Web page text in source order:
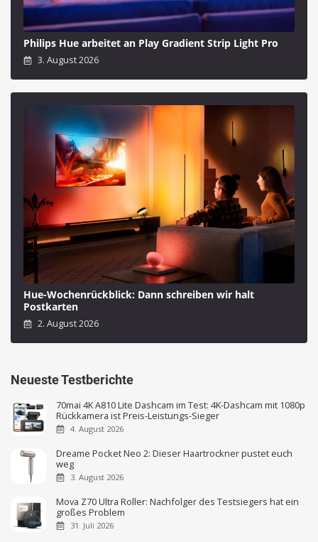
Philips Hue arbeitet an Play Gradient Strip Light Pro
3. August 2026
Hue-Wochenrückblick: Dann schreiben wir halt
Postkarten
2. August 2026
Neueste Testberichte
70mai 4K A810 Lite Dashcam im Test: 4K-Dashcam mit 1080p
Rückkamera ist Preis-Leistungs-Sieger
4. August 2026
Dreame Pocket Neo 2: Dieser Haartrockner pustet euch
weg
3. August 2026
Mova Z70 Ultra Roller: Nachfolger des Testsiegers hat ein
großes Problem
31. Juli 2026